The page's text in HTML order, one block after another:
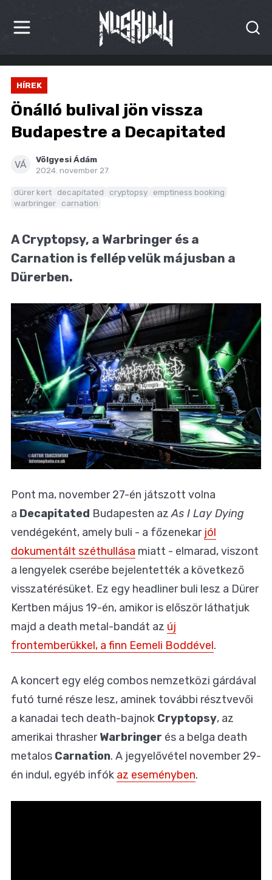
HÍREK
KRITIKÁK
BESZÁMOLÓK
KULT
MÁSVILÁG
BLOG
HÍREK
Önálló bulival jön vissza
Budapestre a Decapitated
VÁ
Völgyesi Ádám
2024. november 27.
dürer kert decapitated cryptopsy
emptiness booking
warbringer
carnation
A Cryptopsy, a Warbringer és a
Carnation is fellép velük májusban a
Dürerben.
Pont ma, november 27-én játszott volna
a Decapitated Budapesten azAs I Lay Dying
vendégeként, amely buli - a főzenekar jól
dokumentált széthullása miatt - elmarad, viszont
a lengyelek cserébe bejelentették a következő
visszatérésüket. Ez egy headliner buli lesz a Dürer
Kertben május 19-én, amikor is először láthatjuk
majd a death metal-bandát az új
frontemberükkel, a finn Eemeli Boddével.
A koncert egy elég combos nemzetközi gárdával
futó turné része lesz, aminek további résztvevői
a kanadai tech death-bajnok Cryptopsy, az
amerikai thrasherWarbringer és a belga death
metalos Carnation. A jegyelővétel november 29-
én indul, egyéb infók az eseményben.